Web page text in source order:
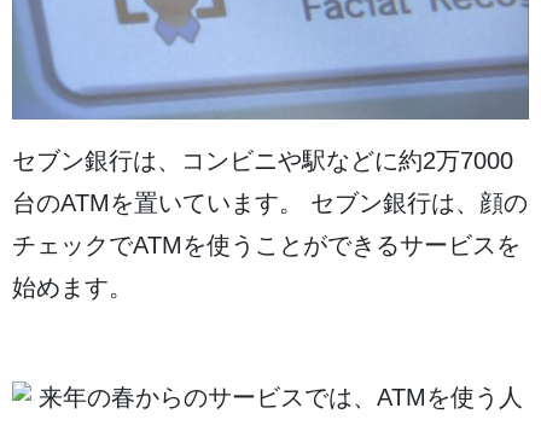
セブン銀行は、コンビニや駅などに約2万7000
台のATMを置 いています。 セブン銀行は、 顔の
チェックでATMを使うことができるサービスを
始めます。
来年の春からのサービスでは、ATMを使う 人